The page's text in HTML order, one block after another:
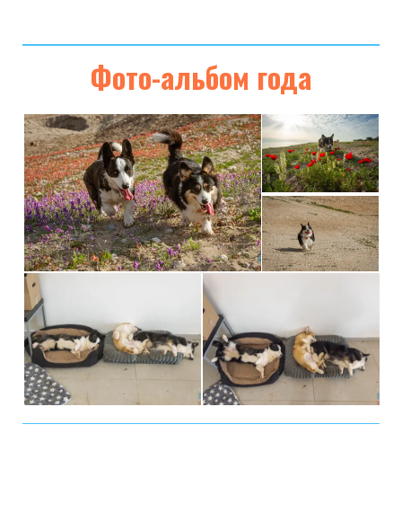
Фото-альбом года